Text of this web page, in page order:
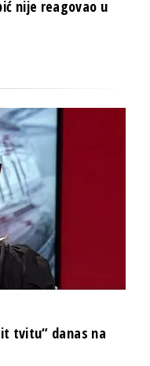
nije reagovao u
tvitu“ danas na